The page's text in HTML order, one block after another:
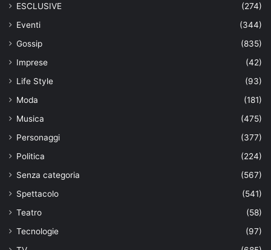
ESCLUSIVE
(274)
Eventi
(344)
Gossip
(835)
Imprese
(42)
Life Style
(93)
Moda
(181)
Musica
(475)
Personaggi
(377)
Politica
(224)
Senza categoria
(567)
Spettacolo
(541)
Teatro
(58)
Tecnologie
(97)